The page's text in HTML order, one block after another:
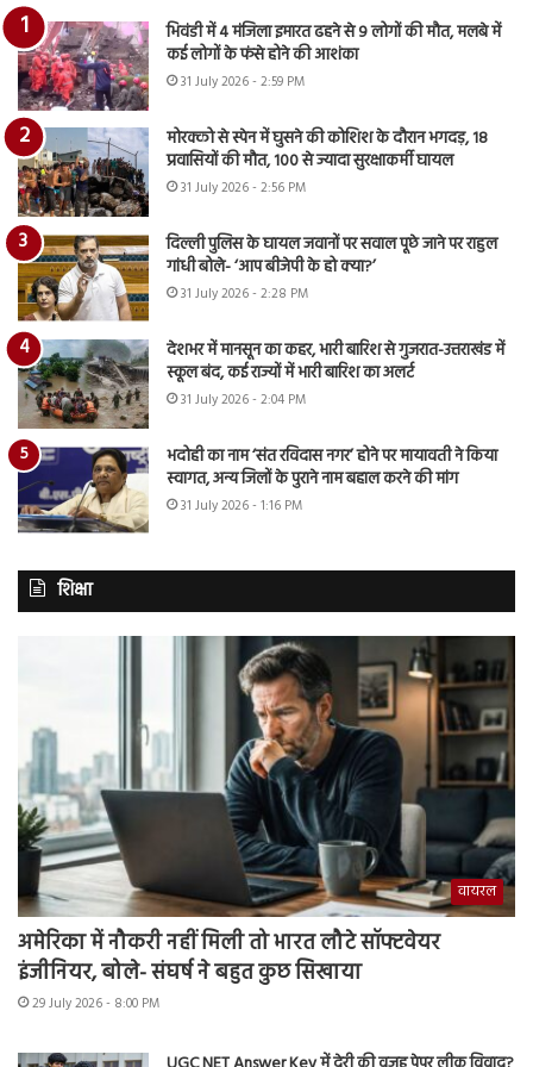
भिवंडी में 4 मंजिला इमारत ढहने से 9 लोगों की मौत, मलबे में
कई लोगों के फंसे होने की आशंका
31 July 2026 - 2:59 PM
मोरक्को से स्पेन में घुसने की कोशिश के दौरान भगदड़, 18
प्रवासियों की मौत, 100 से ज्यादा सुरक्षाकर्मी घायल
31 July 2026 - 2:56 PM
दिल्ली पुलिस के घायल जवानों पर सवाल पूछे जाने पर राहुल
गांधी बोले- ‘आप बीजेपी के हो क्या?’
31 July 2026 - 2:28 PM
देशभर में मानसून का कहर, भारी बारिश से गुजरात-उत्तराखंड में
स्कूल बंद, कई राज्यों में भारी बारिश का अलर्ट
31 July 2026 - 2:04 PM
भदोही का नाम ‘संत रविदास नगर’ होने पर मायावती ने किया
स्वागत, अन्य जिलों के पुराने नाम बहाल करने की मांग
31 July 2026 - 1:16 PM
शिक्षा
वायरल
अमेरिका में नौकरी नहीं मिली तो भारत लौटे सॉफ्टवेयर
इंजीनियर, बोले- संघर्ष ने बहुत कुछ सिखाया
29 July 2026 - 8:00 PM